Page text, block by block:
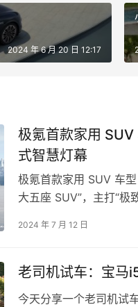
2024 年 6 月 20 日 12:17
极氪首款家用
式智慧灯幕
极氪首款家用 SUV 车
大五座 SUV”，主打“极
2024 年 7 月 12 日
老司机试车：宝马
今天分享一个老司机试